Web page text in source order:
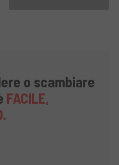
o scambiare
FACILE,